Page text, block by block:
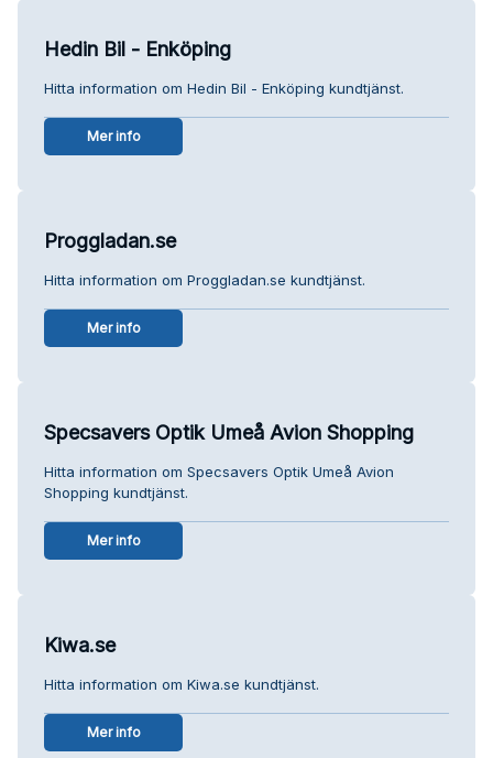
Hedin Bil - Enköping
Hitta information om Hedin Bil - Enköping kundtjänst.
Mer info
Proggladan.se
Hitta information om Proggladan.se kundtjänst.
Mer info
Specsavers Optik Umeå Avion Shopping
Hitta information om Specsavers Optik Umeå Avion
Shopping kundtjänst.
Mer info
Kiwa.se
Hitta information om Kiwa.se kundtjänst.
Mer info